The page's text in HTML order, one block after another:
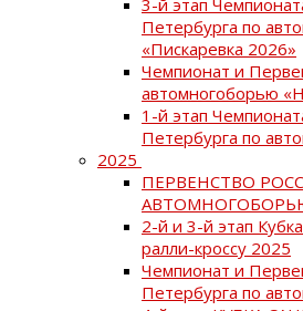
Петербурга по
«Пискаревка 2026»
Чемпионат и
автомногоборью
1-й этап
Петербурга по
2025
ПЕРВЕНСТВО
2-й и 3-й этап
ралли-кроссу 2025
Чемпионат и
Петербурга по